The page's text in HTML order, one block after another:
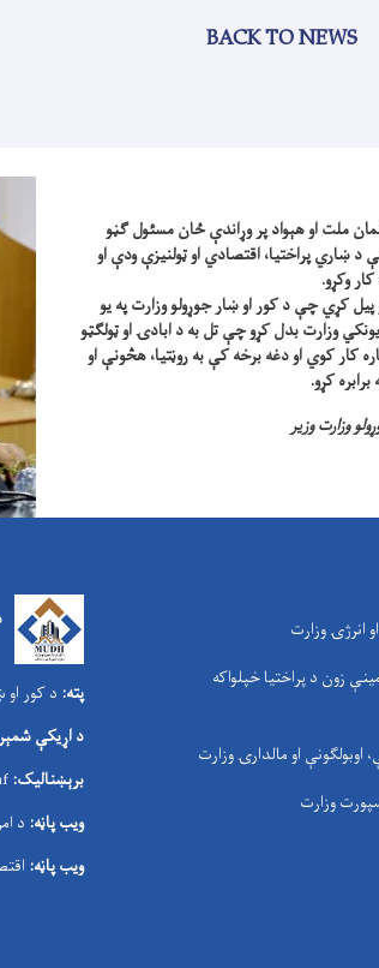
BACK TO NEWS
ملت او هېواد پر وړاندې ځان مسئول ګڼو
د ښاري پراختیا، اقتصادي او ټولنیزې ودې او
وکړو.
کړي چې د کور او ښار جوړولو وزارت په یو
وزارت بدل کړو چې تل به د ابادۍ او ټولګټو
کار کوي او دغه برخه کې به روڼتیا، هڅونې او
کړو.
وزارت وزیر
انرژۍ وزارت
زون د پراختیا خپلواکه
اوبولګونې او مالدارۍ وزارت
وزارت
پته: د کور او
د اړیکې
برېښنالیک:
ویب پاڼه: د
ویب پاڼه: